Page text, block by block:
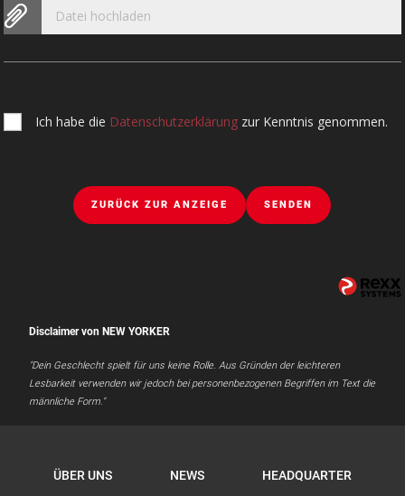
Datei hochladen
Ich habe die Datenschutzerklärung zur Kenntnis genommen.
ZURÜCK ZUR ANZEIGE SENDEN
Disclaimer von NEW YORKER
"Dein Geschlecht spielt für uns keine Rolle. Aus Gründen der leichteren
Lesbarkeit verwenden wir jedoch bei personenbezogenen Begriffen im Text die
männliche Form."
ÜBER UNS NEWS HEADQUARTER